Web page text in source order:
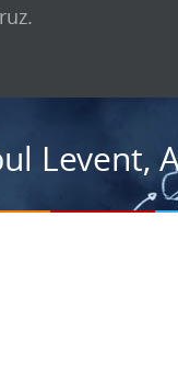
Levent,